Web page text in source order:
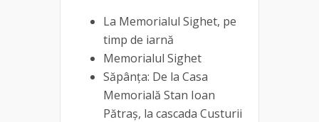
La Memorialul Sighet, pe
timp de iarnă
Memorialul Sighet
Săpânța: De la Casa
Memorială Stan Ioan
Pătraș, la cascada Custurii